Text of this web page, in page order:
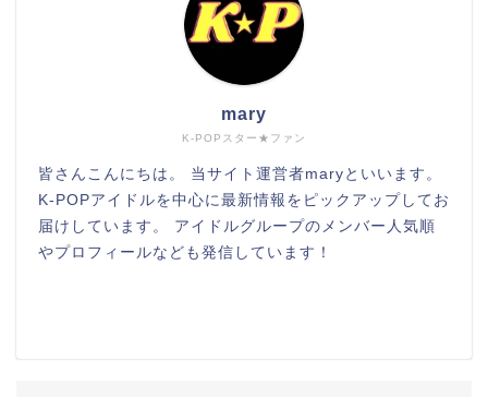
K-POPスター★ファン
mary
皆さんこんにちは。 当サイト運営者maryといいます。
K-POPアイドルを中心に最新情報をピックアップしてお
届けしています。 アイドルグループのメンバー人気順
やプロフィールなども発信しています！